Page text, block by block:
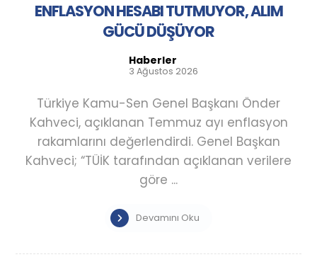
ENFLASYON HESABI TUTMUYOR, ALIM
GÜCÜ DÜŞÜYOR
Haberler
3 Ağustos 2026
Türkiye Kamu-Sen Genel Başkanı Önder
Kahveci, açıklanan Temmuz ayı enflasyon
rakamlarını değerlendirdi. Genel Başkan
Kahveci; “TÜİK tarafından açıklanan verilere
göre ...
Devamını Oku